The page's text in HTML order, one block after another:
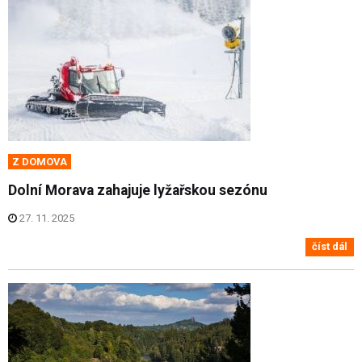
Z DOMOVA
Dolní Morava zahajuje lyžařskou sezónu
27. 11. 2025
číst dál